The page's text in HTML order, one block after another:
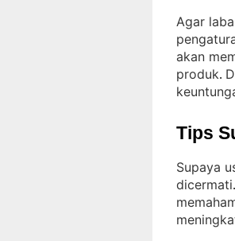
Agar
akan
produk.
Tips
Supaya
dicermati.